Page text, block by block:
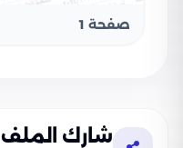
صفحة 1
شارك الملف